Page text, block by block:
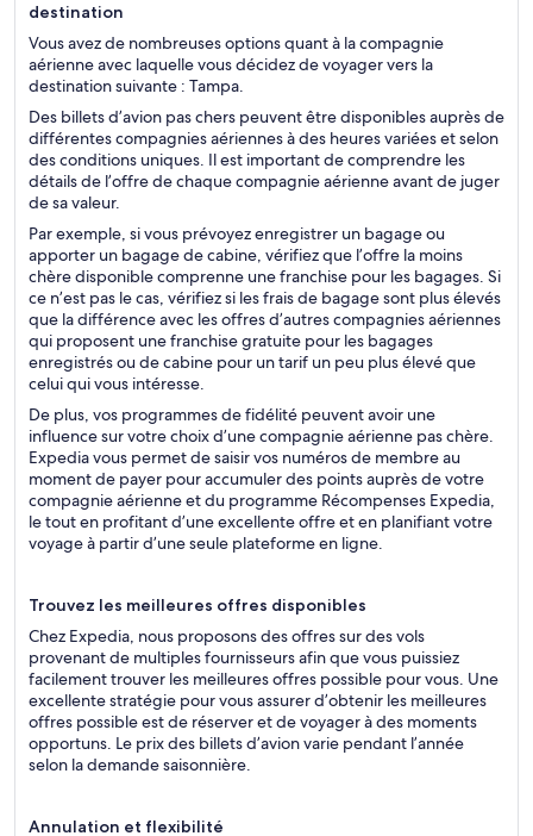
destination
Vous avez de nombreuses options quant à la compagnie
aérienne avec laquelle vous décidez de voyager vers la
destination suivante : Tampa.
Des billets d’avion pas chers peuvent être disponibles auprès de
différentes compagnies aériennes à des heures variées et selon
des conditions uniques. Il est important de comprendre les
détails de l’offre de chaque compagnie aérienne avant de juger
de sa valeur.
Par exemple, si vous prévoyez enregistrer un bagage ou
apporter un bagage de cabine, vérifiez que l’offre la moins
chère disponible comprenne une franchise pour les bagages. Si
ce n’est pas le cas, vérifiez si les frais de bagage sont plus élevés
que la différence avec les offres d’autres compagnies aériennes
qui proposent une franchise gratuite pour les bagages
enregistrés ou de cabine pour un tarif un peu plus élevé que
celui qui vous intéresse.
De plus, vos programmes de fidélité peuvent avoir une
influence sur votre choix d’une compagnie aérienne pas chère.
Expedia vous permet de saisir vos numéros de membre au
moment de payer pour accumuler des points auprès de votre
compagnie aérienne et du programme Récompenses Expedia,
le tout en profitant d’une excellente offre et en planifiant votre
voyage à partir d’une seule plateforme en ligne.
Trouvez les meilleures offres disponibles
Chez Expedia, nous proposons des offres sur des vols
provenant de multiples fournisseurs afin que vous puissiez
facilement trouver les meilleures offres possible pour vous. Une
excellente stratégie pour vous assurer d’obtenir les meilleures
offres possible est de réserver et de voyager à des moments
opportuns. Le prix des billets d’avion varie pendant l’année
selon la demande saisonnière.
Annulation et flexibilité